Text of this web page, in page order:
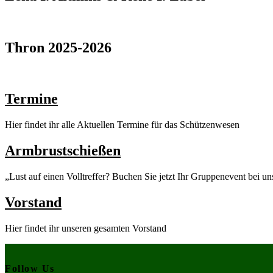
Thron 2025-2026
Termine
Hier findet ihr alle Aktuellen Termine für das Schützenwesen
Armbrustschießen
„Lust auf einen Volltreffer? Buchen Sie jetzt Ihr Gruppenevent bei
Vorstand
Hier findet ihr unseren gesamten Vorstand
Follow Us